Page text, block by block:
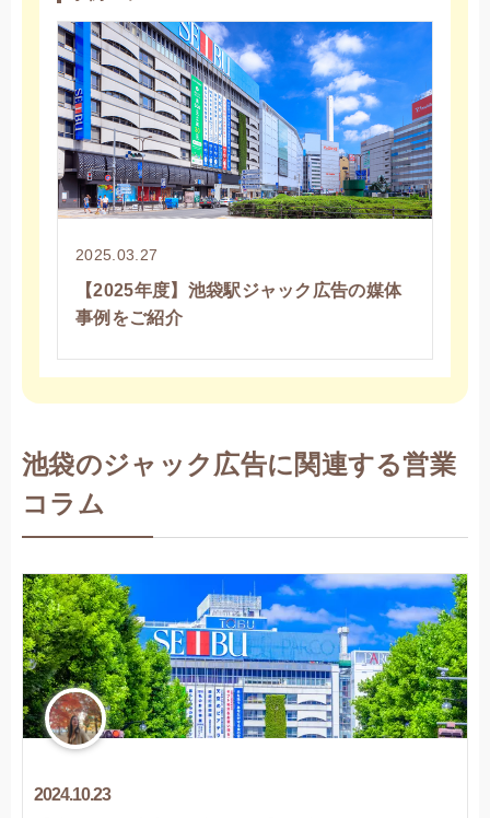
2025.03.27
【2025年度】池袋駅ジャック広告の媒体
事例をご紹介
池袋のジャック広告に関連する営業
コラム
2024.10.23